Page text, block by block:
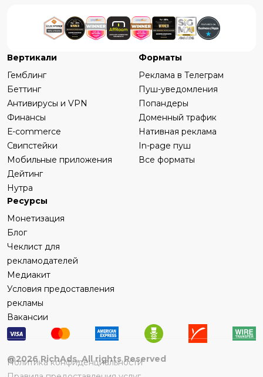
Вертикали
Гемблинг
Беттинг
Антивирусы и VPN
Финансы
Е-commerce
Свипстейки
Мобильные приложения
Дейтинг
Нутра
Форматы
Реклама в Телеграм
Пуш-уведомления
Попандеры
Доменный трафик
Нативная реклама
In-page пуш
Все форматы
Ресурсы
Монетизация
Блог
Чеклист для
рекламодателей
Медиакит
Условия предоставления
рекламы
Вакансии
@2026RichAds, All rights Reserved
Политика конфиденциальности